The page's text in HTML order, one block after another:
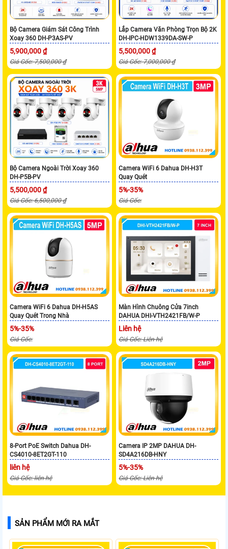
Bộ Camera Giám Sát Công Trình
Xoay 360 DH-P3AS-PV
5,900,000 ₫
Giá Gốc: 7,500,000 ₫
Lắp Camera Văn Phòng Trọn Bộ 2K
DH-IPC-HDW1339DA-SW-P
5,500,000 ₫
Giá Gốc: 7,000,000 ₫
Bộ Camera Ngoài Trời Xoay 360
DH-P5B-PV
5,500,000 ₫
Giá Gốc: 6,500,000 ₫
Camera WiFi 6 Dahua DH-H3T
Quay Quét
5%-35%
Giá Gốc:
Camera WiFi 6 Dahua DH-H5AS
Quay Quét Trong Nhà
5%-35%
Giá Gốc:
Màn Hình Chuông Cửa 7inch
DAHUA DHI-VTH2421FB/W-P
Liên hệ
Giá Gốc: Liên hệ
8-Port PoE Switch Dahua DH-
CS4010-8ET2GT-110
liên hệ
Giá Gốc: liên hệ
Camera IP 2MP DAHUA DH-
SD4A216DB-HNY
5%-35%
Giá Gốc: Liên hệ
SẢN PHẨM MỚI RA MẮT